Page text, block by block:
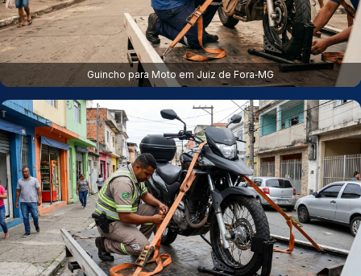
Guincho para Moto em Juiz de Fora‑MG